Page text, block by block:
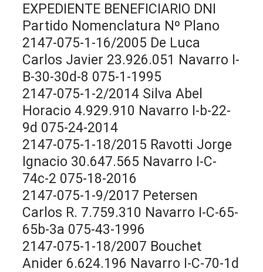
EXPEDIENTE BENEFICIARIO DNI
Partido Nomenclatura Nº Plano
2147-075-1-16/2005 De Luca
Carlos Javier 23.926.051 Navarro I-
B-30-30d-8 075-1-1995
2147-075-1-2/2014 Silva Abel
Horacio 4.929.910 Navarro I-b-22-
9d 075-24-2014
2147-075-1-18/2015 Ravotti Jorge
Ignacio 30.647.565 Navarro I-C-
74c-2 075-18-2016
2147-075-1-9/2017 Petersen
Carlos R. 7.759.310 Navarro I-C-65-
65b-3a 075-43-1996
2147-075-1-18/2007 Bouchet
Anider 6.624.196 Navarro I-C-70-1d